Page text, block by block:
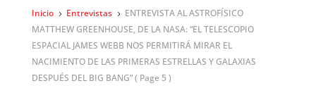
Inicio 5 Entrevistas 5
ENTREVISTA AL ASTROFÍSICO
MATTHEW GREENHOUSE, DE LA NASA: “EL TELESCOPIO
ESPACIAL JAMES WEBB NOS PERMITIRÁ MIRAR EL
NACIMIENTO DE LAS PRIMERAS ESTRELLAS Y GALAXIAS
DESPUÉS DEL BIG BANG”( Page 5 )